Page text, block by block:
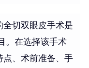
切双眼皮手术是
。在选择该手术
点、术前准备、手